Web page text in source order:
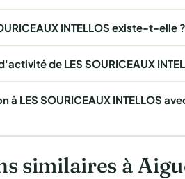
INTELLOS existe-t-elle ?
de LES SOURICEAUX
LES SOURICEAUX INTELLOS
similaires à